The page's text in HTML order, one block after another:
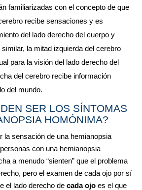
familiarizadas con el concepto de que
recibe sensaciones y es
del lado derecho del cuerpo y
la mitad izquierda del cerebro
para la visión del lado derecho del
del cerebro recibe información
del mundo.
SER LOS SÍNTOMAS
HOMÓNIMA?
la sensación de una hemianopsia
con una hemianopsia
a menudo “sienten” que el problema
pero el examen de cada ojo por sí
el lado derecho de cada ojo es el que